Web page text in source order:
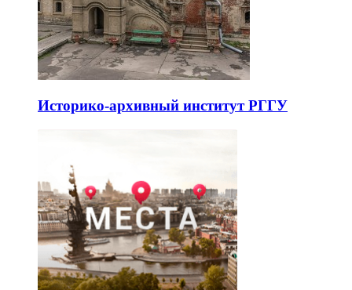
Историко-архивный институт РГГУ